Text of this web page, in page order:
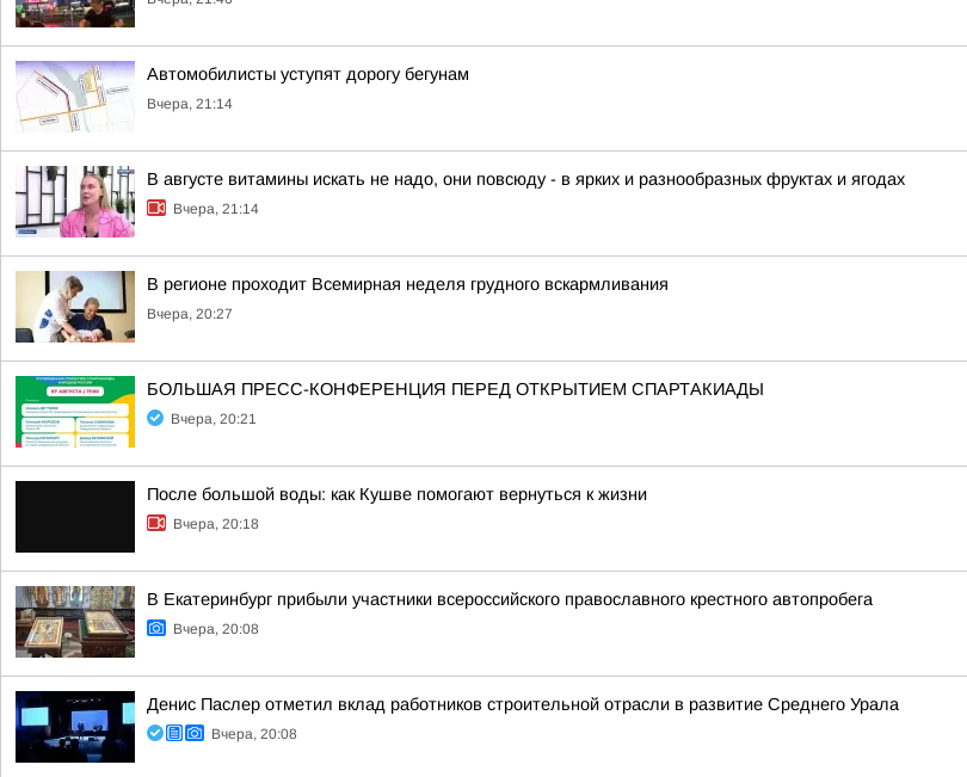
Автомобилисты уступят дорогу бегунам
Вчера, 21:14
В августе витамины искать не надо, они повсюду - в ярких и разнообразных фруктах и ягодах
Вчера, 21:14
В регионе проходит Всемирная неделя грудного вскармливания
Вчера, 20:27
БОЛЬШАЯ ПРЕСС-КОНФЕРЕНЦИЯ ПЕРЕД ОТКРЫТИЕМ СПАРТАКИАДЫ
Вчера, 20:21
После большой воды: как Кушве помогают вернуться к жизни
Вчера, 20:18
В Екатеринбург прибыли участники всероссийского православного крестного автопробега
Вчера, 20:08
Денис Паслер отметил вклад работников строительной отрасли в развитие Среднего Урала
Вчера, 20:08